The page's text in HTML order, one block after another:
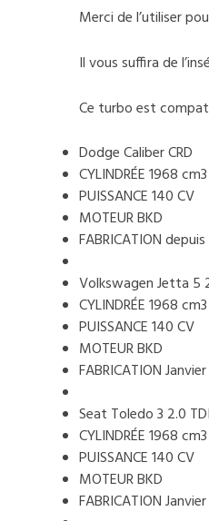
Merci de l’utiliser
Il vous suffira de
Ce turbo est
Dodge Caliber CRD
CYLINDRÉE 1968 cm3
PUISSANCE 140 CV
MOTEUR BKD
FABRICATION
Volkswagen Jetta 5
CYLINDRÉE 1968 cm3
PUISSANCE 140 CV
MOTEUR BKD
FABRICATION
Seat Toledo 3 2.0 TDI
CYLINDRÉE 1968 cm3
PUISSANCE 140 CV
MOTEUR BKD
FABRICATION